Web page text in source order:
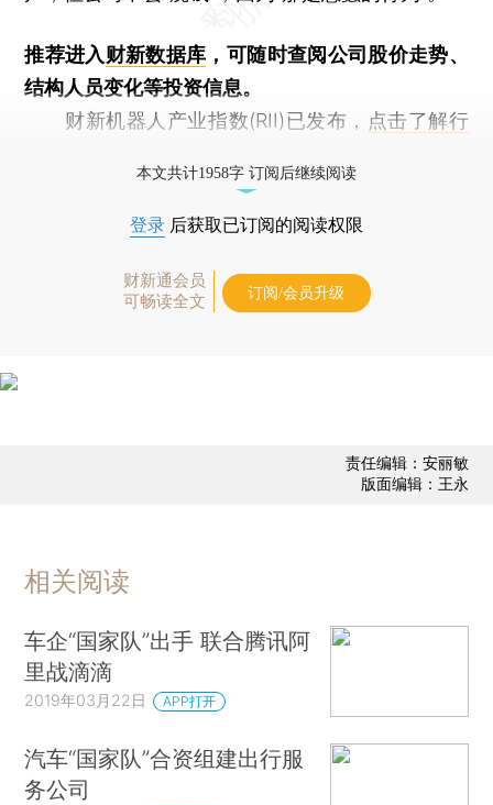
推荐进入财新数据库 ，可随时查阅公司股价走势、
结构人员变化等投资信息。
财新机器人产业指数(RII)已发布， 点击了解行
本文共计1958字 订阅后继续阅读
登录 后获取已订阅的阅读权限
财新通会员
可畅读全文
订阅/会员升级
责任编辑：安丽敏
版面编辑：王永
相关阅读
车企“国家队”出手 联合腾讯阿
里战滴滴
2019年03月22日 APP打开
汽车“国家队”合资组建出行服
务公司